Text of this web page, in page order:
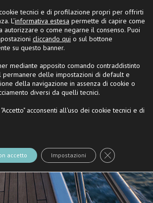
eNautica Casarola
tecnici e di profilazione propri per offrirti
L’informativa estesa permette di capire come
autorizzare o come negarne il consenso. Puoi
cliccando qui o sul bottone
su questo banner.
mediante apposito comando contraddistinto
permanere delle impostazioni di default e
della navigazione in assenza di cookie o
diversi da quelli tecnici.
acconsenti all'uso dei cookie tecnici e di
accetto Impostazioni Close GDPR